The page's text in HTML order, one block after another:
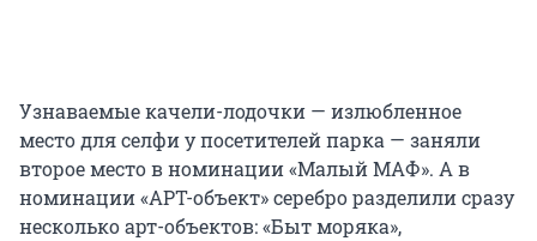
Узнаваемые качели-лодочки — излюбленное
место для селфи у посетителей парка — заняли
второе место в номинации «Малый МАФ». А в
номинации «АРТ-объект» серебро разделили сразу
несколько арт-объектов: «Быт моряка»,